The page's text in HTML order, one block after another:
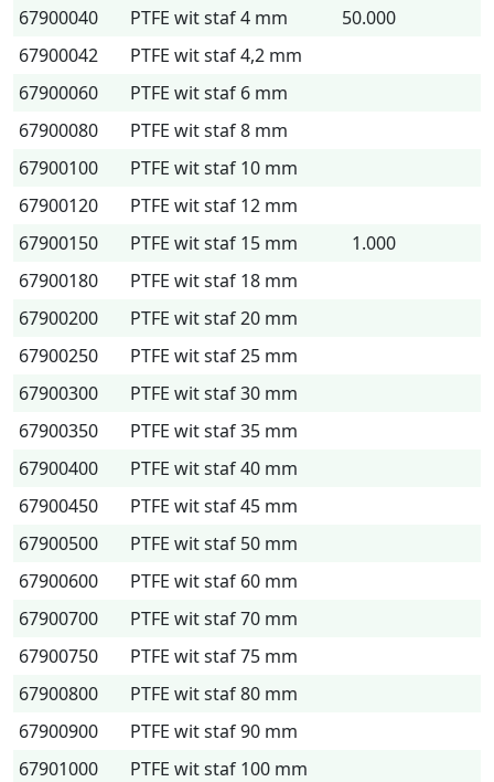
67900040
PTFE wit staf 4 mm
50.000
67900042
PTFE wit staf 4,2 mm
67900060
PTFE wit staf 6 mm
67900080
PTFE wit staf 8 mm
67900100
PTFE wit staf 10 mm
67900120
PTFE wit staf 12 mm
67900150
PTFE wit staf 15 mm
1.000
67900180
PTFE wit staf 18 mm
67900200
PTFE wit staf 20 mm
67900250
PTFE wit staf 25 mm
67900300
PTFE wit staf 30 mm
67900350
PTFE wit staf 35 mm
67900400
PTFE wit staf 40 mm
67900450
PTFE wit staf 45 mm
67900500
PTFE wit staf 50 mm
67900600
PTFE wit staf 60 mm
67900700
PTFE wit staf 70 mm
67900750
PTFE wit staf 75 mm
67900800
PTFE wit staf 80 mm
67900900
PTFE wit staf 90 mm
67901000
PTFE wit staf 100 mm